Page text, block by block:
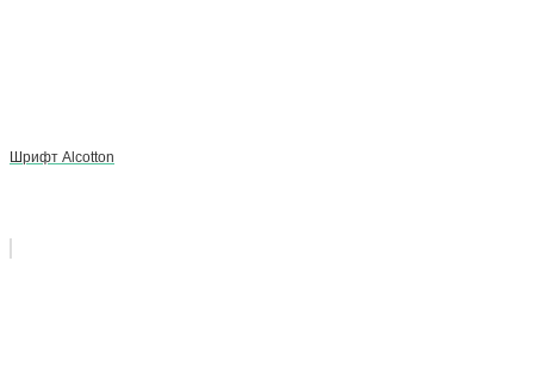
Шрифт Alcotton